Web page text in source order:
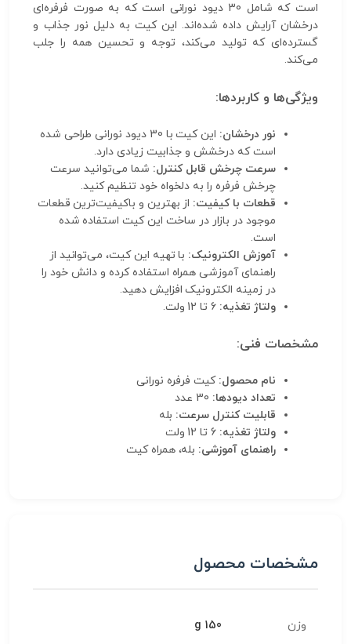
است که شامل 30 دیود نورانی است که به صورت فرفره‌ای
درخشان آرایش داده شده‌اند. این کیت به دلیل نور جذاب و
گسترده‌ای که تولید می‌کند، توجه و تحسین همه را جلب
می‌کند.
ویژگی‌ها و کاربردها:
نور درخشان:
این کیت با 30 دیود نورانی طراحی شده
است که درخشش و جذابیت زیادی دارد.
سرعت چرخش قابل کنترل: شما می‌توانید سرعت
چرخش فرفره را به دلخواه خود تنظیم کنید.
قطعات با کیفیت: از بهترین و باکیفیت‌ترین قطعات
موجود در بازار در ساخت این کیت استفاده شده
است.
آموزش الکترونیک: با تهیه این کیت، می‌توانید از
راهنمای آموزشی همراه استفاده کرده و دانش خود را
در زمینه الکترونیک افزایش دهید.
ولتاژ تغذیه:
مشخصات فنی:
نام محصول: کیت فرفره نورانی
تعداد دیودها:
قابلیت کنترل سرعت: بله
ولتاژ تغذیه:
راهنمای آموزشی: بله، همراه کیت
مشخصات محصول
وزن 150 g